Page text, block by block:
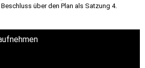
über den Plan als Satzung 4.